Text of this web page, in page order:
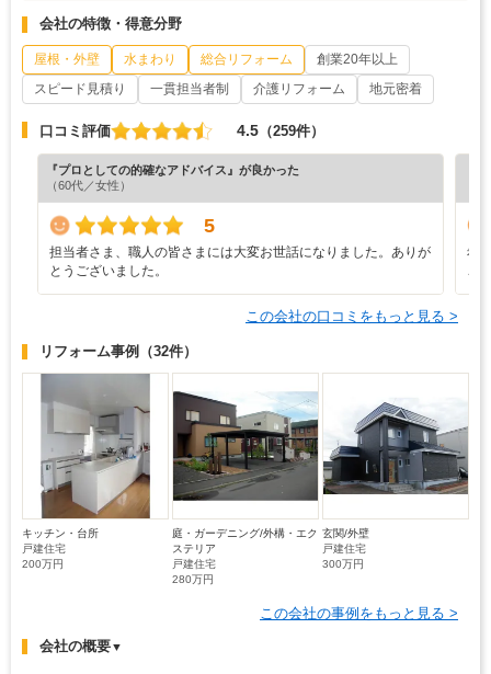
会社の特徴・得意分野
屋根・外壁 水まわり 総合リフォーム
創業20年以上
スピード見積り
一貫担当者制 介護リフォーム 地元密着
口コミ評価 4.5 （259件）
『プロとしての的確なアドバイス』が良かった
（60代／女性）
5
担当者さま、職人の皆さまには大変お世話になりました。ありが
とうございました。
希
こ
この会社の口コミをもっと見る >
リフォーム事例 （32件）
キッチン・台所
戸建住宅
200万円
庭・ガーデニング/外構・エク
ステリア
戸建住宅
280万円
玄関/外壁
戸建住宅
300万円
この会社の事例をもっと見る >
会社の概要▼